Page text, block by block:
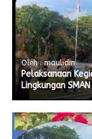
Oleh : maulidin
Pelaksanaan
Lingkungan